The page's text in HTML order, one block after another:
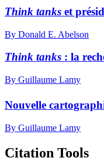
Think tanks et
By Donald E. Abelson
Think tanks : la
By Guillaume Lamy
Nouvelle
By Guillaume Lamy
Citation Tools